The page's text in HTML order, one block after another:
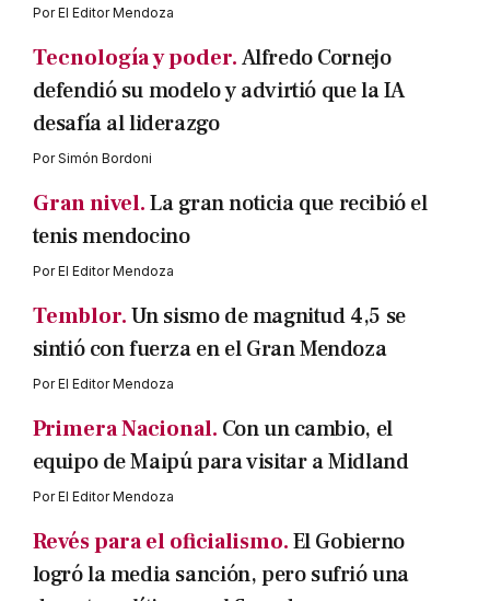
PorEl Editor Mendoza
Tecnología y poder.Alfredo Cornejo
defendió su modelo y advirtió que la IA
desafía al liderazgo
PorSimón Bordoni
Gran nivel.La gran noticia que recibió el
tenis mendocino
PorEl Editor Mendoza
Temblor.Un sismo de magnitud 4,5 se
sintió con fuerza en el Gran Mendoza
PorEl Editor Mendoza
Primera Nacional. Con un cambio, el
equipo de Maipú para visitar a Midland
PorEl Editor Mendoza
Revés para el oficialismo.El Gobierno
logró la media sanción, pero sufrió una